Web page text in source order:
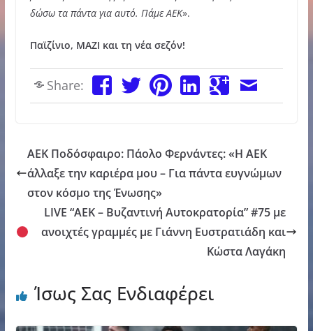
δώσω τα πάντα για αυτό. Πάμε ΑΕΚ».
Παϊζίνιο, ΜΑΖΙ και τη νέα σεζόν!
Share:
ΑΕΚ Ποδόσφαιρο: Πάολο Φερνάντες: «Η ΑΕΚ
άλλαξε την καριέρα μου – Για πάντα ευγνώμων
στον κόσμο της Ένωσης»
LIVE “ΑΕΚ – Βυζαντινή Αυτοκρατορία” #75 με
ανοιχτές γραμμές με Γιάννη Ευστρατιάδη και
Κώστα Λαγάκη
Ίσως Σας Ενδιαφέρει